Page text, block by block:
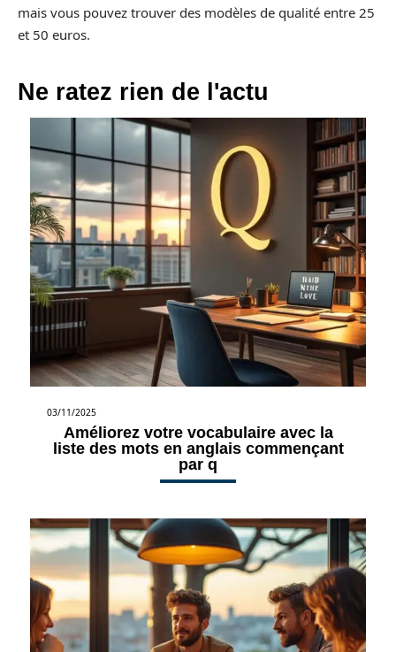
mais vous pouvez trouver des modèles de qualité entre 25
et 50 euros.
Ne ratez rien de l'actu
03/11/2025
Améliorez votre vocabulaire avec la
liste des mots en anglais commençant
par q